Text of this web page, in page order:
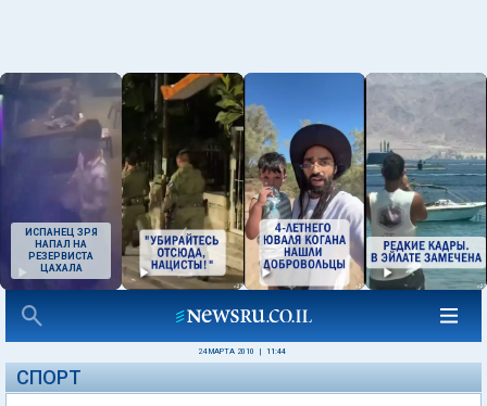
ИСПАНЕЦ ЗРЯ
НАПАЛ НА
РЕЗЕРВИСТА
ЦАХАЛА
24 МАРТА 2010 11:44
СПОРТ